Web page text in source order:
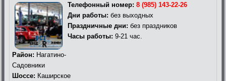
Телефонный номер: 8 (985) 143-22-26
Дни работы: без выходных
Праздничные дни: без праздников
Часы работы: 9-21 час.
Район: Нагатино-
Садовники
Шоссе: Каширское